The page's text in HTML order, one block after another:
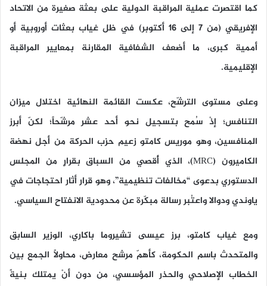
كما اقتصرت عملية المراقبة الدولية على بعثة صغيرة من الاتحاد
الإفريقي (من 7 إلى 16 أكتوبر) في ظل غياب بعثات أوروبية أو
أممية كبرى، ما أضعف الشفافية المقارنة بمعايير المراقبة
الإقليمية.
وعلى مستوى الترشّح، عكست القائمة النهائية اختلال ميزان
التنافس؛ إذْ سُمح بتسجيل نحو أحد عشر مرشّحاً؛ لكنّ أبرز
المنافسين، وهو موريس كامتو زعيم حزب الحركة من أجل نهضة
الكاميرون (MRC)، الذي أُقصي من السباق بقرارٍ من المجلس
الدستوري بدعوى “مخالفات تنظيمية”، وهو قرار أثار احتجاجات في
ياوندي ودوالا واعتُبر رسالة مبكّرة عن محدودية الانفتاح السياسي.
ومع غياب كامتو، برز عيسى تشيروما باكاري، الوزير السابق
والمتحدث باسم الحكومة، كأهمّ مرشح معارض، محاولًا الجمع بين
الخطاب الإصلاحي والحذر المؤسسي، من دون أنْ يمتلك بنيةً